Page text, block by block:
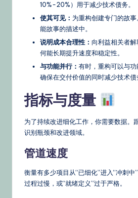
10%-20%）用于减少技术债务。
使其可见： 为重构创建专门的故
能故事的描述中。
说明成本合理性： 向利益相关者
何能长期提升速度和稳定性。
与功能并行： 有时，重构可以与
确保在交付价值的同时减少技术债
指标与度量
为了持续改进细化工作，你需要数据。
识别瓶颈和改进领域。
管道速度
衡量有多少项目从“已细化”进入“冲刺
过程过慢，或“就绪定义”过于严格。